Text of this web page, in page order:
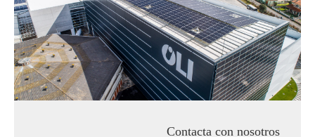
Contacta con nosotros